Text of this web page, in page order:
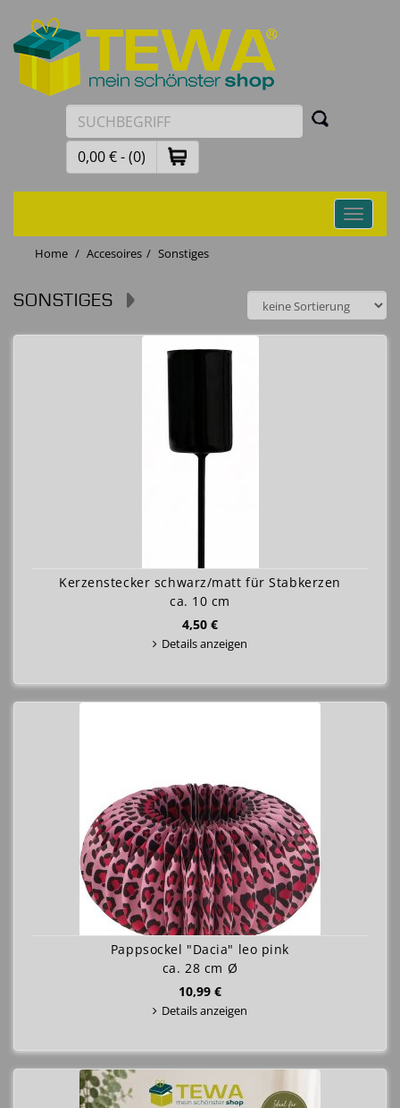
0,00 € - (0)
Toggle
Home
Accesoires Sonstiges
SONSTIGES
Kerzenstecker schwarz/matt für Stabkerzen
ca. 10 cm
4,50 €
Details anzeigen
Pappsockel "Dacia" leo pink
ca. 28 cm Ø
10,99 €
Details anzeigen